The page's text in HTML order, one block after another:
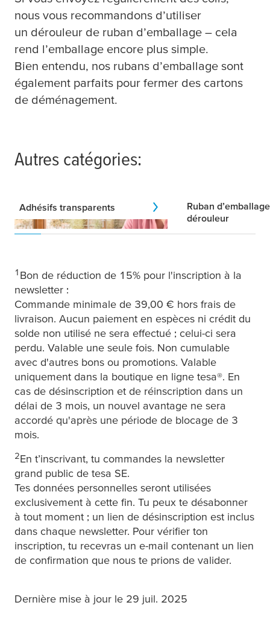
nous vous recommandons d’utiliser
un dérouleur de ruban d’emballage – cela
rend l’emballage encore plus simple.
Bien entendu, nos rubans d’emballage sont
également parfaits pour fermer des cartons
de déménagement.
Autres catégories:
Adhésifs transparents
Ruban
dérouleur
1 Bon de réduction de 15% pour l'inscription à la
newsletter :
Commande minimale de 39,00 € hors frais de
livraison. Aucun paiement en espèces ni crédit du
solde non utilisé ne sera effectué ; celui-ci sera
perdu. Valable une seule fois. Non cumulable
avec d'autres bons ou promotions. Valable
uniquement dans la boutique en ligne tesa®. En
cas de désinscription et de réinscription dans un
délai de 3 mois, un nouvel avantage ne sera
accordé qu'après une période de blocage de 3
mois.
2En t’inscrivant, tu commandes la newsletter
grand public de tesa SE.
Tes données personnelles seront utilisées
exclusivement à cette fin. Tu peux te désabonner
à tout moment ; un lien de désinscription est inclus
dans chaque newsletter. Pour vérifier ton
inscription, tu recevras un e-mail contenant un lien
de confirmation que nous te prions de valider.
Dernière mise à jour le 29 juil. 2025